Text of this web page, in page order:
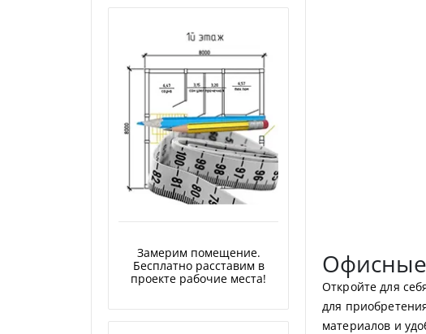
Откройте для
для
материалов и
Замерим помещение.
Бесплатно расставим в
проекте рабочие места!